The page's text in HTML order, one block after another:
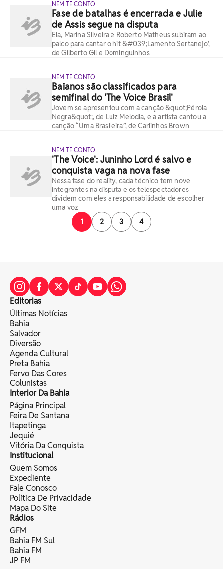
NEM TE CONTO
Fase de batalhas é encerrada e Julie
de Assis segue na disputa
Ela, Marina Silveira e Roberto Matheus subiram ao
palco para cantar o hit &#039;Lamento Sertanejo’,
de Gilberto Gil e Dominguinhos
NEM TE CONTO
Baianos são classificados para
semifinal do 'The Voice Brasil'
Jovem se apresentou com a canção &quot;Pérola
Negra&quot;, de Luiz Melodia, e a artista cantou a
canção “Uma Brasileira”, de Carlinhos Brown
NEM TE CONTO
'The Voice': Juninho Lord é salvo e
conquista vaga na nova fase
Nessa fase do reality, cada técnico tem nove
integrantes na disputa e os telespectadores
dividem com eles a responsabilidade de escolher
uma voz
1
2 3 4
Editorias
Últimas Notícias
Bahia
Salvador
Diversão
Agenda Cultural
Preta Bahia
Fervo Das Cores
Colunistas
Interior Da Bahia
Página Principal
Feira De Santana
Itapetinga
Jequié
Vitória Da Conquista
Institucional
Quem Somos
Expediente
Fale Conosco
Política De Privacidade
Mapa Do Site
Rádios
GFM
Bahia FM Sul
Bahia FM
JP FM